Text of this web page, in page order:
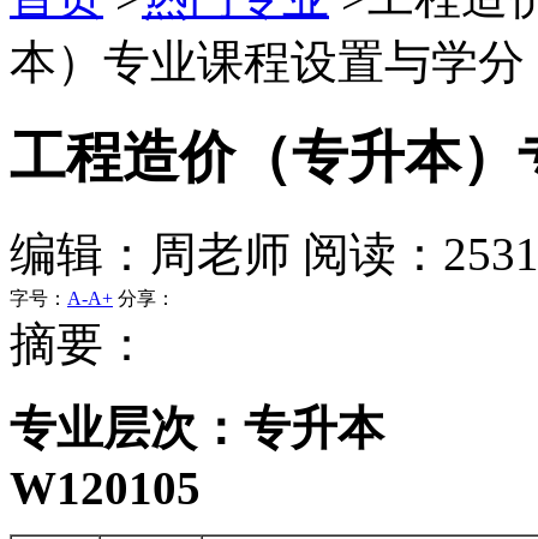
本）专业课程设置与学分
工程造价（专升本
编辑：周老师 阅读：2531
字号： A-A+ 分享：
摘要：
专业层次：专升本
W120105